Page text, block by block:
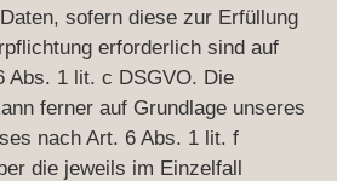
sofern diese zur Erfüllung
erforderlich sind auf
Abs. 1 lit. c DSGVO. Die
ferner auf Grundlage unseres
nach Art. 6 Abs. 1 lit. f
die jeweils im Einzelfall